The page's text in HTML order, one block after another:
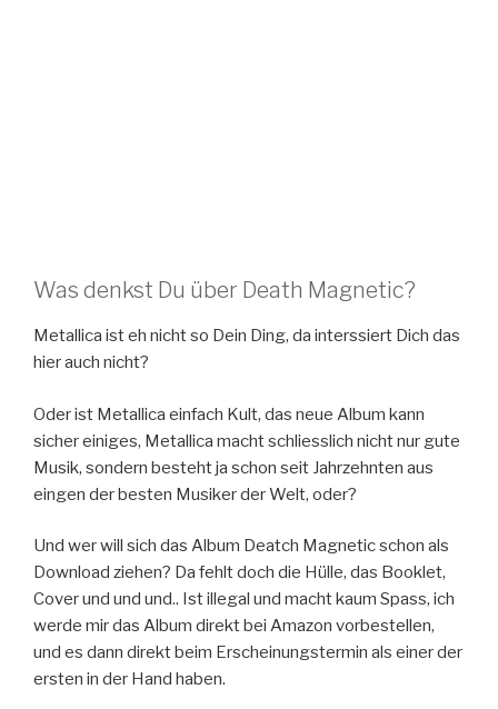
Was denkst Du über Death Magnetic?
Metallica ist eh nicht so Dein Ding, da interssiert Dich das
hier auch nicht?
Oder ist Metallica einfach Kult, das neue Album kann
sicher einiges, Metallica macht schliesslich nicht nur gute
Musik, sondern besteht ja schon seit Jahrzehnten aus
eingen der besten Musiker der Welt, oder?
Und wer will sich das Album Deatch Magnetic schon als
Download ziehen? Da fehlt doch die Hülle, das Booklet,
Cover und und und.. Ist illegal und macht kaum Spass, ich
werde mir das Album direkt bei Amazon vorbestellen,
und es dann direkt beim Erscheinungstermin als einer der
ersten in der Hand haben.